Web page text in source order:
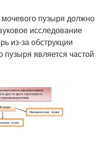
пузыря должно
исследование
из-за обструкции
пузыря является частой